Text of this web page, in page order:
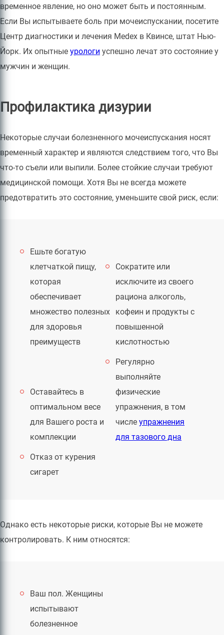
временное явление, но оно может быть и постоянным.
Если Вы испытываете боль при мочеиспускании, посетите
Центр диагностики и лечения Medex в Квинсе, штат Нью-
Йорк. Их опытные урологи успешно лечат это состояние у
мужчин и женщин.
Профилактика дизурии
Некоторые случаи болезненного мочеиспускания носят
временный характер и являются следствием того, что Вы
что-то съели или выпили. Более стойкие случаи требуют
медицинской помощи. Хотя Вы не всегда можете
предотвратить это состояние, уменьшите свой риск, если:
Ешьте богатую
клетчаткой пищу,
которая
обеспечивает
множество полезных
для здоровья
преимуществ
Сократите или
исключите из своего
рациона алкоголь,
кофеин и продукты с
повышенной
кислотностью
Оставайтесь в
оптимальном весе
для Вашего роста и
комплекции
Регулярно
выполняйте
физические
упражнения, в том
числеупражнения
для тазового дна
Отказ от курения
сигарет
Однако есть некоторые риски, которые Вы не можете
контролировать. К ним относятся:
Ваш пол. Женщины
испытывают
болезненное